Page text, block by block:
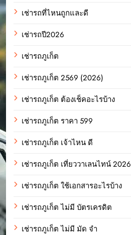
เช่ารถที่ไหนถูกและดี
เช่ารถปี2026
เช่ารถภูเก็ต
เช่ารถภูเก็ต 2569 (2026)
เช่ารถภูเก็ต ต้องเช็คอะไรบ้าง
เช่ารถภูเก็ต ราคา 599
เช่ารถภูเก็ต เจ้าไหน ดี
เช่ารถภูเก็ต เที่ยววาเลนไทน์ 2026
เช่ารถภูเก็ต ใช้เอกสารอะไรบ้าง
เช่ารถภูเก็ต ไม่มี บัตรเครดิต
เช่ารถภูเก็ต ไม่มี มัด จํา